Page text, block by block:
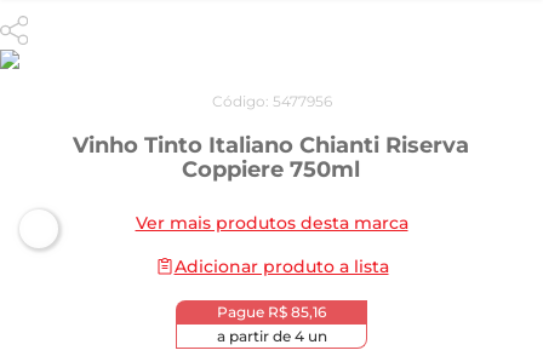
Código: 5477956
Vinho Tinto Italiano Chianti Riserva
Coppiere 750ml
Ver mais produtos desta marca
Adicionar produto a lista
Pague R$ 85,16
a partir de 4un